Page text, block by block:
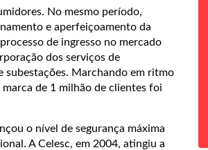
No mesmo período,
e aperfeiçoamento da
de ingresso no mercado
dos serviços de
subestações. Marchando em ritmo
de 1 milhão de clientes foi
o nível de segurança máxima
A Celesc, em 2004, atingiu a